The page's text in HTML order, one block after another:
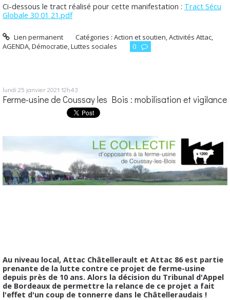
Ci-dessous le tract réalisé pour cette manifestation : Tract Sécu
Globale 30 01 21.pdf
Lien permanent Catégories :Action et soutien,Activités Attac,
AGENDA,Démocratie,Luttes sociales 0
lundi 25 janvier 2021 12h43
Ferme-usine de Coussay les Bois : mobilisation et vigilance
Au niveau local, Attac Châtellerault et Attac 86 est partie
prenante de la lutte contre ce projet de ferme-usine
depuis près de 10 ans. Alors la décision du Tribunal d'Appel
de Bordeaux de permettre la relance de ce projet a fait
l'effet d'un coup de tonnerre dans le Châtelleraudais !